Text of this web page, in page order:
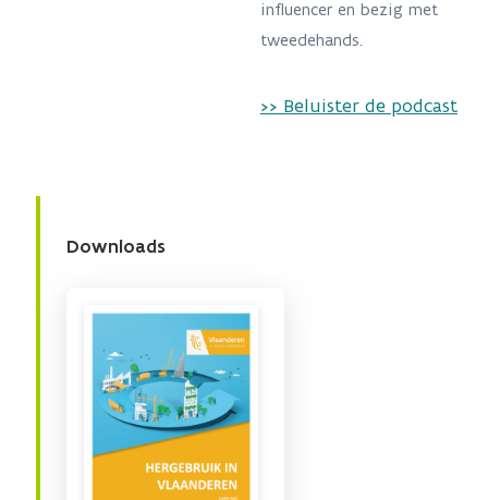
influencer en bezig met
tweedehands.
>> Beluister de podcast
Downloads